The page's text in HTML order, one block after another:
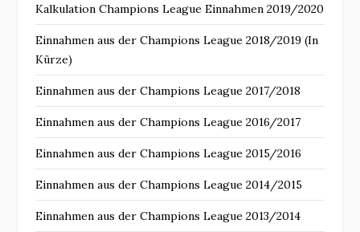
Kalkulation Champions League Einnahmen 2019/2020
Einnahmen aus der Champions League 2018/2019 (In
Kürze)
Einnahmen aus der Champions League 2017/2018
Einnahmen aus der Champions League 2016/2017
Einnahmen aus der Champions League 2015/2016
Einnahmen aus der Champions League 2014/2015
Einnahmen aus der Champions League 2013/2014